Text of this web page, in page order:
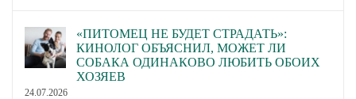
«ПИТОМЕЦ НЕ БУДЕТ СТРАДАТЬ»:
КИНОЛОГ ОБЪЯСНИЛ, МОЖЕТ ЛИ
СОБАКА ОДИНАКОВО ЛЮБИТЬ ОБОИХ
ХОЗЯЕВ
24.07.2026